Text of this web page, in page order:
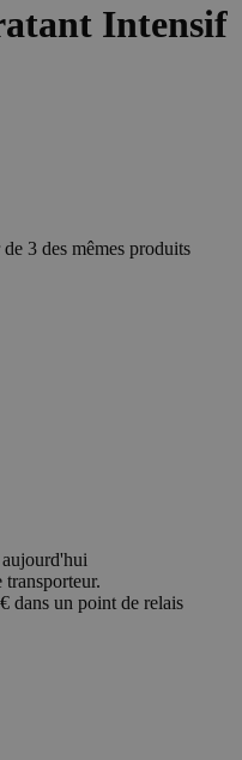
Intensif
3 des mêmes produits
dans un point de relais